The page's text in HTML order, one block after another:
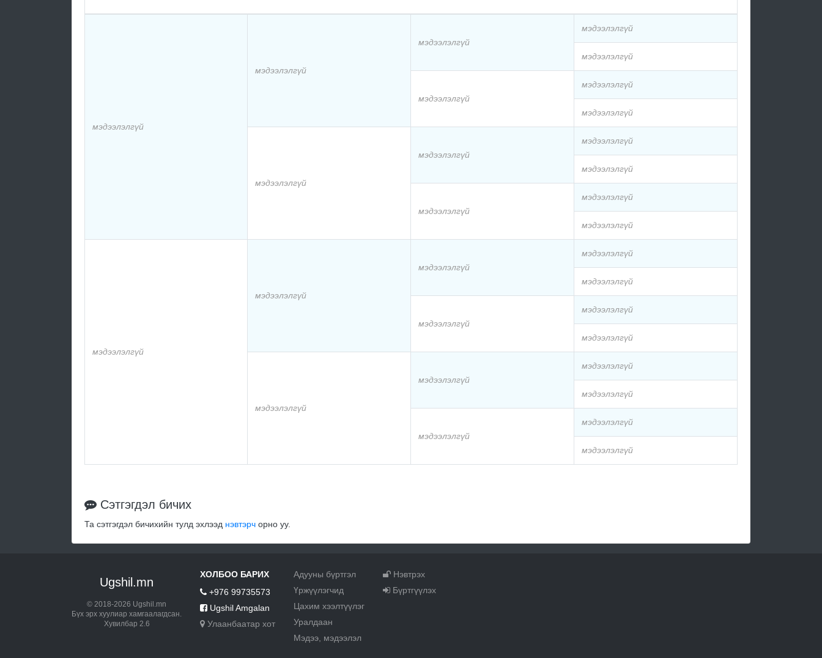
мэдээлэлгүй
мэдээлэлгүй
мэдээлэлгүй
мэдээлэлгүй
мэдээлэлгүй
мэдээлэлгүй
мэдээлэлгүй
мэдээлэлгүй
мэдээлэлгүй
мэдээлэлгүй
мэдээлэлгүй
мэдээлэлгүй
мэдээлэлгүй
мэдээлэлгүй
мэдээлэлгүй
мэдээлэлгүй
мэдээлэлгүй
мэдээлэлгүй
мэдээлэлгүй
мэдээлэлгүй
мэдээлэлгүй
мэдээлэлгүй
мэдээлэлгүй
мэдээлэлгүй
мэдээлэлгүй
мэдээлэлгүй
мэдээлэлгүй
мэдээлэлгүй
мэдээлэлгүй
мэдээлэлгүй
Сэтгэгдэл бичих
Та сэтгэгдэл бичихийн тулд эхлээд нэвтэрч орно уу.
Ugshil.mn
© 2018-2026 Ugshil.mn
Бүх эрх хуулиар хамгаалагдсан.
Хувилбар 2.6
ХОЛБОО БАРИХ
+976 99735573
Ugshil Amgalan
Улаанбаатар хот
Адууны бүртгэл
Үржүүлэгчид
Цахим хээлтүүлэг
Уралдаан
Мэдээ, мэдээлэл
Нэвтрэх
Бүртгүүлэх